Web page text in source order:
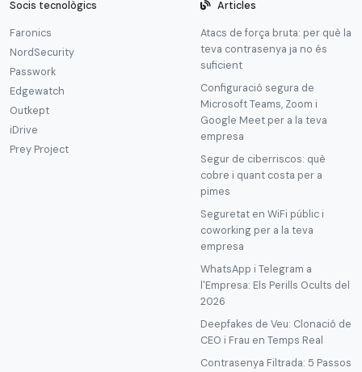
Socis tecnològics
Faronics
NordSecurity
Passwork
Edgewatch
Outkept
iDrive
Prey Project
Articles
Atacs de força bruta: per què la
teva contrasenya ja no és
suficient
Configuració segura de
Microsoft Teams, Zoom i
Google Meet per a la teva
empresa
Segur de ciberriscos: què
cobre i quant costa per a
pimes
Seguretat en WiFi públic i
coworking per a la teva
empresa
WhatsApp i Telegram a
l'Empresa: Els Perills Ocults del
2026
Deepfakes de Veu: Clonació de
CEO i Frau en Temps Real
Contrasenya Filtrada: 5 Passos